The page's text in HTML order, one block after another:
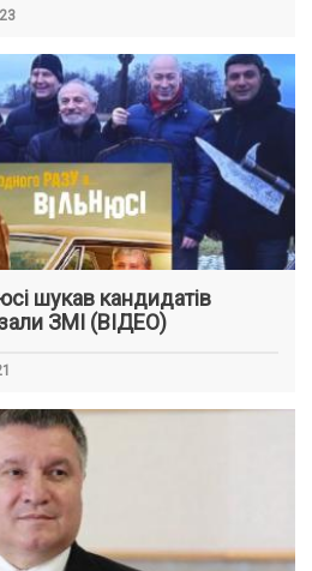
шукав кандидатів
ЗМІ (ВІДЕО)